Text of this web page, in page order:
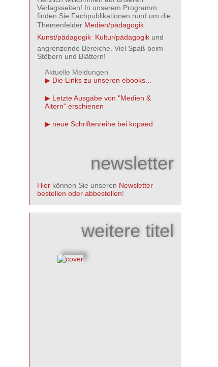
Verlagsseiten! In unserem Programm
finden Sie Fachpublikationen rund um die
Themenfelder Medien/pädagogik
Kunst/pädagogik Kultur/pädagogik und
angrenzende Bereiche. Viel Spaß beim
Stöbern und Blättern!
Aktuelle Meldungen
Die Links zu unseren ebooks...
Letzte Ausgabe von "Medien &
Altern" erschienen
neue Schriftenreihe bei kopaed
newsletter
Hier können Sie unseren Newsletter
bestellen oder abbestellen!
weitere titel